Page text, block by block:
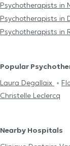
Psychotherapists in
Psychotherapists in
Psychotherapists in
Popular
Laura Degallaix
Christelle Leclercq
Nearby Hospitals